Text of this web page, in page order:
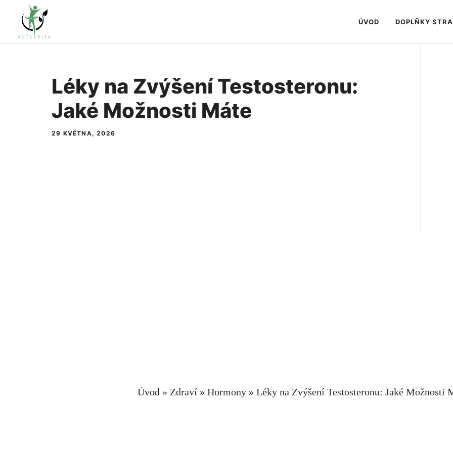
Přeskočit
obsah
ÚVOD DOPLŇKY
Léky na Zvýšení Testosteronu:
Jaké Možnosti Máte
29 KVĚTNA, 2026
Úvod » Zdraví » Hormony » Léky na Zvýšení Testosteronu: Jaké Možnosti